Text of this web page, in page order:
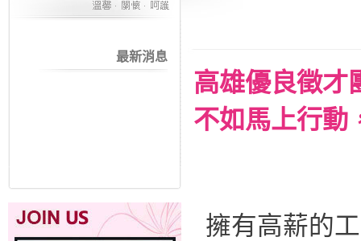
最新消息
高雄優良徵才
不如馬上行動
擁有高薪的